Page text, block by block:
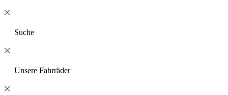
Suche
Unsere Fahrräder